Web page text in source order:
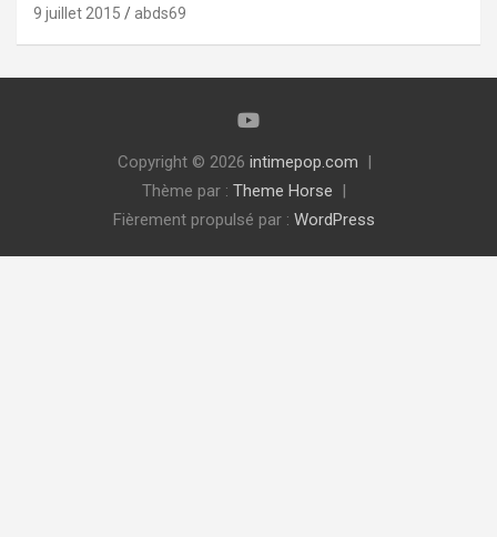
9 juillet 2015 abds69
Copyright © 2026 intimepop.com
Thème par : Theme Horse
Fièrement propulsé par : WordPress